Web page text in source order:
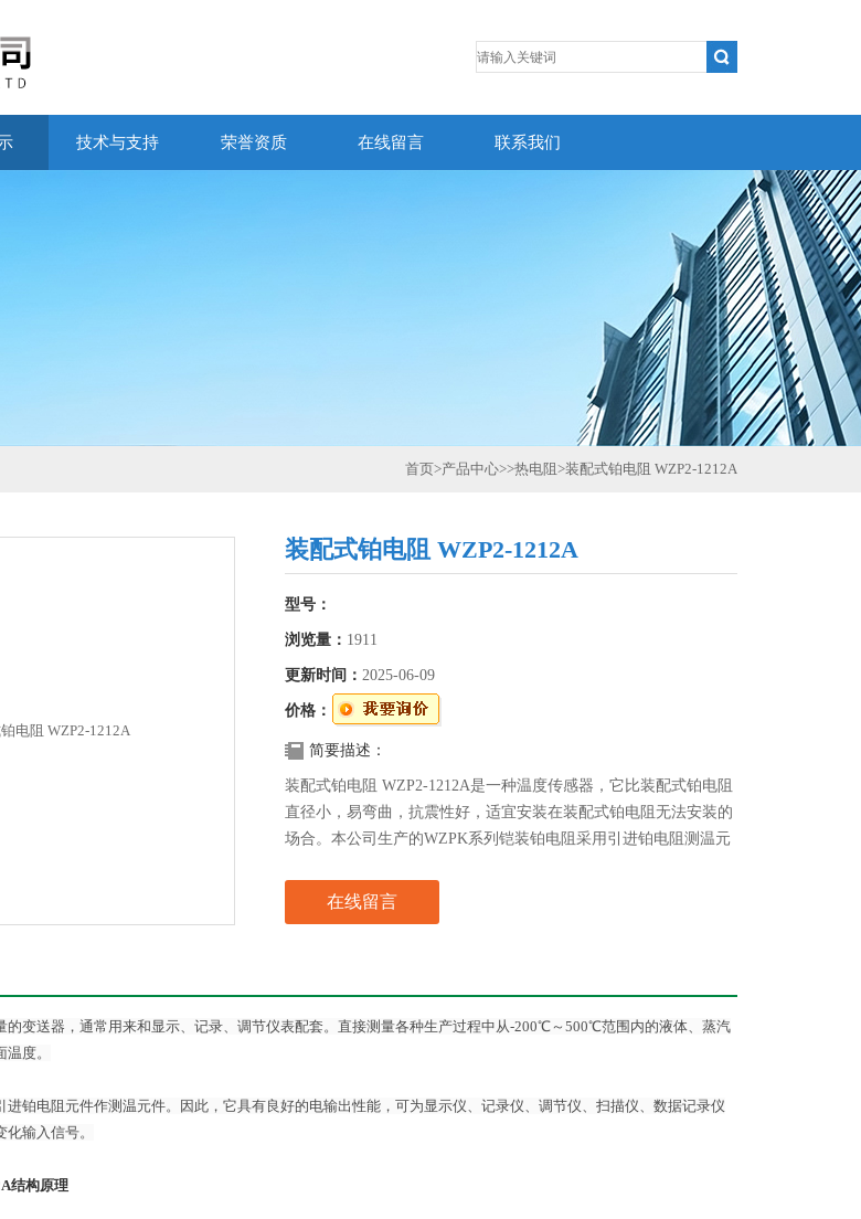
技术与支持 荣誉资质 在线留言 联系我们
首页>产品中心>>热电阻 >装配式铂电阻 WZP2-1212A
装配式铂电阻 WZP2-1212A
型号：
浏览量： 1911
更新时间： 2025-06-09
价格：
简要描述：
装配式铂电阻 WZP2-1212A是一种温度传感器，它比装配式铂电阻
直径小，易弯曲，抗震性好，适宜安装在装配式铂电阻无法安装的
场合。本公司生产的WZPK系列铠装铂电阻采用引进铂电阻测温元
长等特点。
在线留言
的变送器，通常用来和显示、记录、调节仪表配套。直接测量各种生产过程中从-200℃～500℃范围内的液体、蒸汽
度。
进铂电阻元件作测温元件。因此，它具有良好的电输出性能，可为显示仪、记录仪、调节仪、扫描仪、数据记录仪
输入信号。
​结构原理